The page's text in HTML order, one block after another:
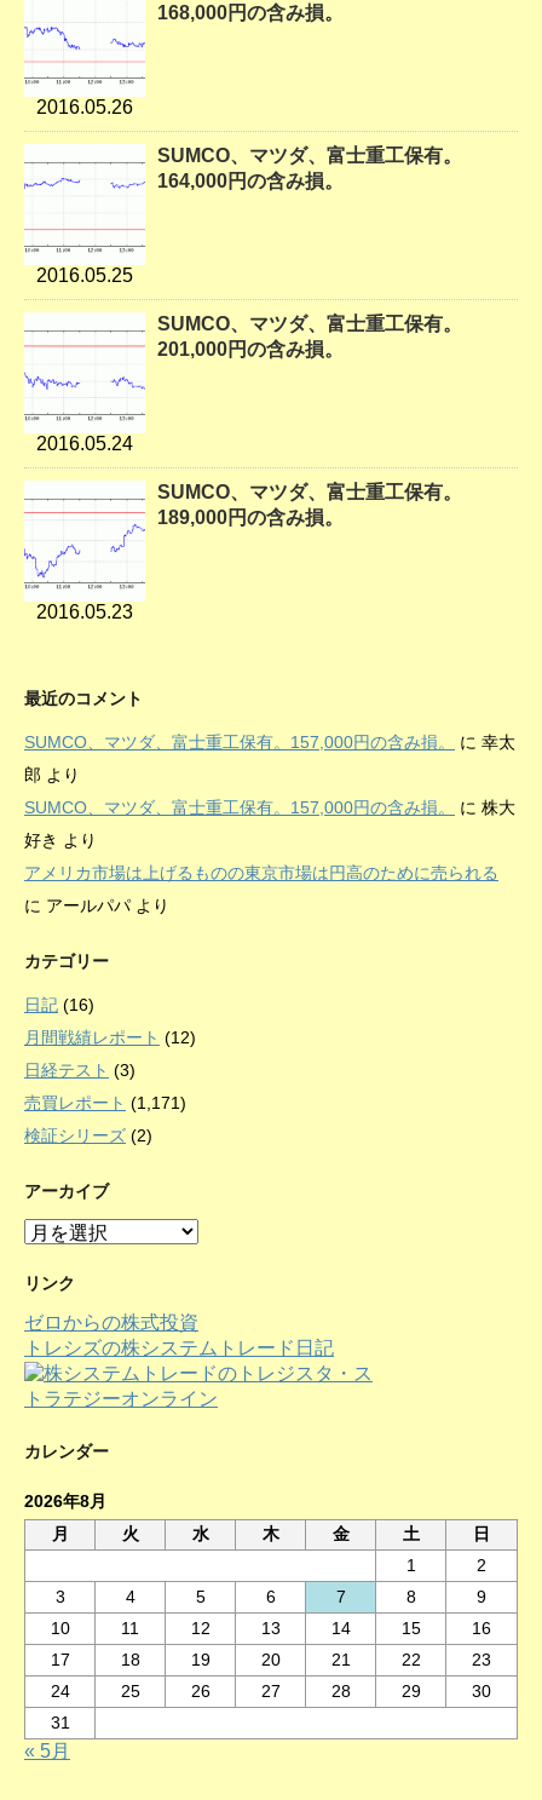
2016.05.26
168,000円の含み損。
2016.05.25
SUMCO、マツダ、富士重工保有。
164,000円の含み損。
2016.05.24
SUMCO、マツダ、富士重工保有。
201,000円の含み損。
2016.05.23
SUMCO、マツダ、富士重工保有。
189,000円の含み損。
最近のコメント
SUMCO、マツダ、富士重工保有。157,000円の含み損。 に 幸太
郎 より
SUMCO、マツダ、富士重工保有。157,000円の含み損。
に 株大
好き より
アメリカ市場は上げるものの東京市場は円高のために売られる
に アールパパ より
カテゴリー
日記 (16)
月間戦績レポート (12)
日経テスト (3)
売買レポート (1,171)
検証シリーズ (2)
アーカイブ
ア
カ
ブ
リンク
ゼロからの株式投資
トレシズの株システムトレード日記
カレンダー
2026年8月
月
火 水 木 金 土
日
1
2
3
4 5 6 7 8
9
10
11 12 13 14 15
16
17
18 19 20 21 22
23
24
25 26 27 28 29
30
31
« 5月